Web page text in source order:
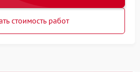
стоимость работ